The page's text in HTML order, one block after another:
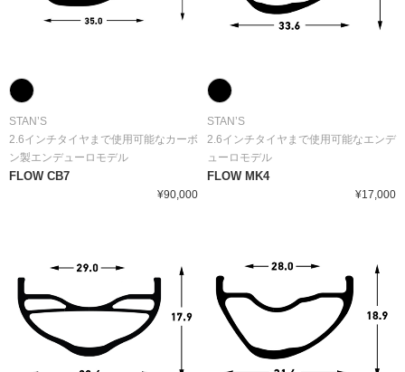
STAN’S
2.6インチタイヤまで使用可能なカーボ
ン製エンデューロモデル
FLOW CB7
¥90,000
STAN’S
2.6インチタイヤまで使用可能なエンデ
ューロモデル
FLOW MK4
¥17,000